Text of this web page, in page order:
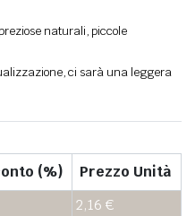
naturali, piccole
ci sarà una leggera
(%)
Prezzo Unità
2,16 €